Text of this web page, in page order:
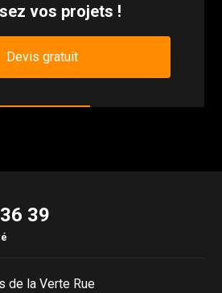
vos projets !
Devis gratuit
39
de la Verte Rue